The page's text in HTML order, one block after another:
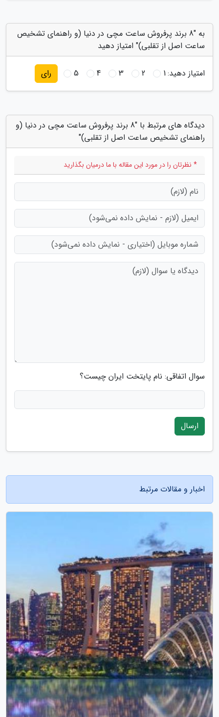
به "8 برند پرفروش ساعت مچی در دنیا (و راهنمای تشخیص
ساعت اصل از تقلبی)" امتیاز دهید
امتیاز دهید:1
2
3
4
5 رای
دیدگاه های مرتبط با "8 برند پرفروش ساعت مچی در دنیا (و
راهنمای تشخیص ساعت اصل از تقلبی)"
* نظرتان را در مورد این مقاله با ما درمیان بگذارید
سوال اتفاقی: نام پایتخت ایران چیست؟
ارسال
اخبار و مقالات مرتبط